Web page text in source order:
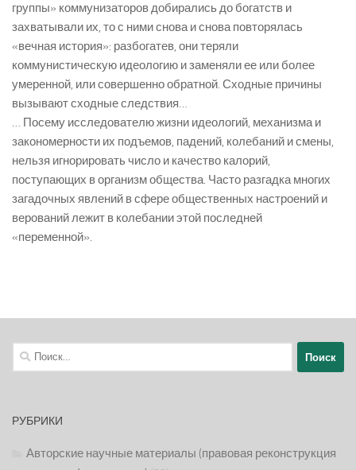
группы» коммунизаторов добирались до богатств и
захватывали их, то с ними снова и снова повторялась
«вечная история»: разбогатев, они теряли
коммунистическую идеологию и заменяли ее или более
умеренной, или совершенно обратной. Сходные причины
вызывают сходные следствия…
… Посему исследователю жизни идеологий, механизма и
закономерности их подъемов, падений, колебаний и смены,
нельзя игнорировать число и качество калорий,
поступающих в организм общества. Часто разгадка многих
загадочных явлений в сфере общественных настроений и
верований лежит в колебании этой последней
«переменной».
Найти:
РУБРИКИ
Авторские научные материалы (правовая реконструкция